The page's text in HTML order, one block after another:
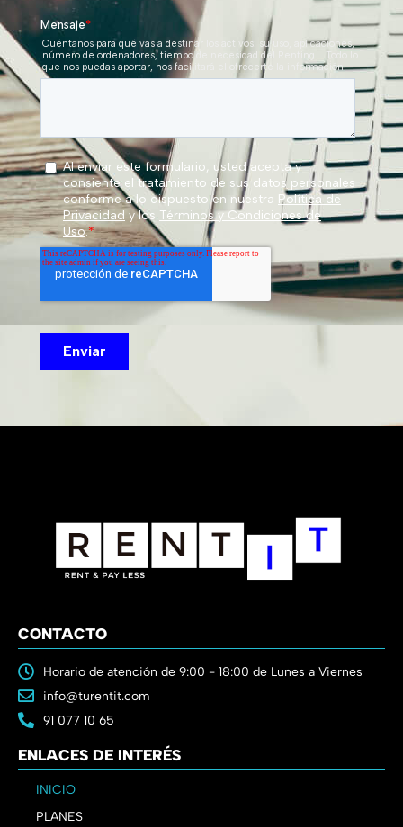
CONTACTO
Horario de atención de 9:00 - 18:00 de Lunes a Viernes
info@turentit.com
91 077 10 65
ENLACES DE INTERÉS
INICIO
PLANES